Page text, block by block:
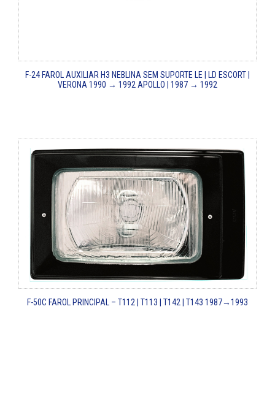
F-24FAROL AUXILIAR H3 NEBLINA SEM SUPORTE LE | LD ESCORT |
VERONA 1990 → 1992APOLLO | 1987 → 1992
F-50C FAROL PRINCIPAL – T112 | T113 | T142 | T143 1987→1993